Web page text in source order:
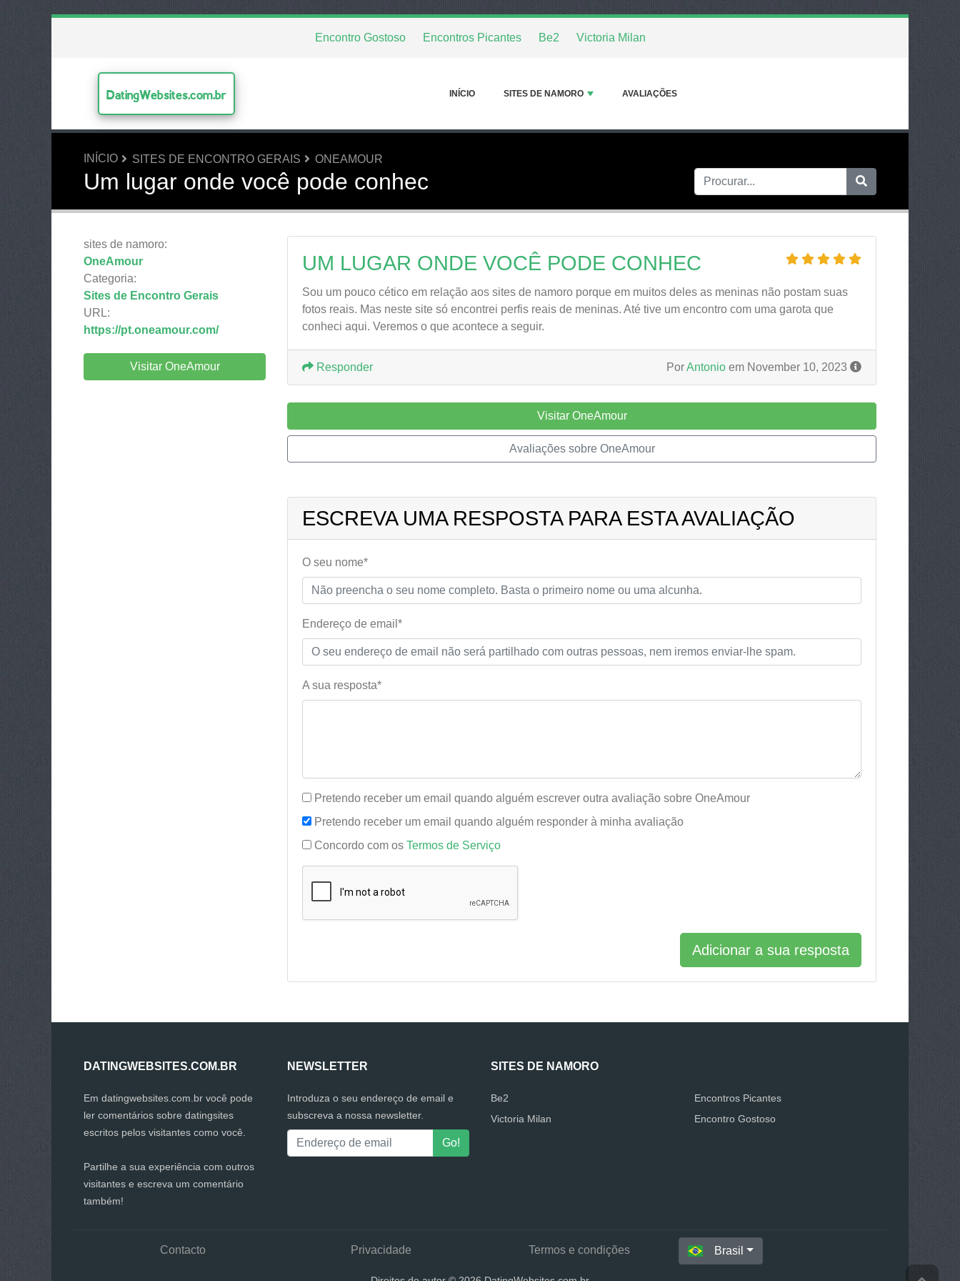
Encontro Gostoso Encontros Picantes Be2 Victoria Milan
DatingWebsites.com.br INÍCIO SITES DE NAMORO AVALIAÇÕES
INÍCIO SITES DE ENCONTRO GERAIS ONEAMOUR
Um lugar onde você pode conhec
sites de namoro:
OneAmour
Categoria:
Sites de Encontro Gerais
URL:
https://pt.oneamour.com/
Visitar OneAmour
UM LUGAR ONDE VOCÊ PODE CONHEC
Sou um pouco cético em relação aos sites de namoro porque em muitos deles as meninas não postam suas
fotos reais. Mas neste site só encontrei perfis reais de meninas. Até tive um encontro com uma garota que
conheci aqui. Veremos o que acontece a seguir.
PorAntonio em November 10, 2023
Responder
Visitar OneAmour
Avaliações sobre OneAmour
ESCREVA UMA RESPOSTA PARA ESTA AVALIAÇÃO
O seu nome*
Endereço de email*
A sua resposta*
Pretendo receber um email quando alguém escrever outra avaliação sobre OneAmour
Pretendo receber um email quando alguém responder à minha avaliação
Concordo com os Termos de Serviço
Adicionar a sua resposta
DATINGWEBSITES.COM.BR
Em datingwebsites.com.br você pode
ler comentários sobre datingsites
escritos pelos visitantes como você.
Partilhe a sua experiência com outros
visitantes e escreva um comentário
também!
NEWSLETTER
Introduza o seu endereço de email e
subscreva a nossa newsletter.
SITES DE NAMORO
Be2
Victoria Milan
Encontros Picantes
Encontro Gostoso
Contacto Privacidade Termos e condições Brasil